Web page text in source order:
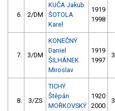
6. 2/DM
KUČA Jakub
ŠOTOLA
Karel
1919
1998
7. 3/DM
KONEČNÝ
Daniel
ŠILHÁNEK
Miroslav
1919
1997
3
8. 3/ZS
TICHÝ
Štěpán
MOŘKOVSKÝ
1920
2000
3